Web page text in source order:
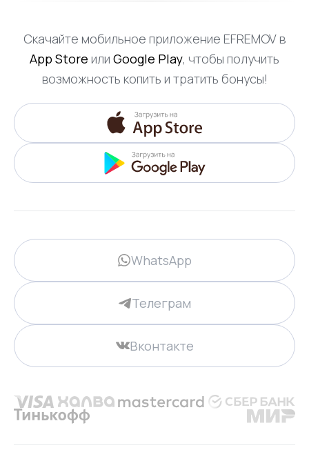
Скачайте мобильное приложение EFREMOV в
App Store или Google Play, чтобы получить
возможность копить и тратить бонусы!
WhatsApp
Телеграм
Вконтакте